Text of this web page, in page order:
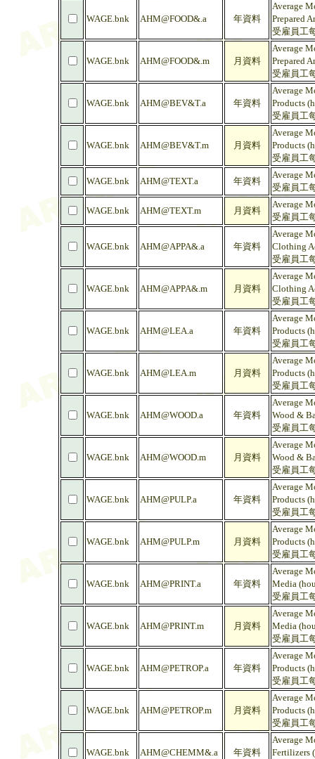
WAGE.bnk AHM@FOOD&.a 年資料
Average
Prepared
受雇員工
WAGE.bnk AHM@FOOD&.m 月資料
Average
Prepared
受雇員工
WAGE.bnk AHM@BEV&T.a 年資料
Average
Products
受雇員工
WAGE.bnk AHM@BEV&T.m 月資料
Average
Products
受雇員工
WAGE.bnk AHM@TEXT.a 年資料
Average
受雇員工
WAGE.bnk AHM@TEXT.m 月資料
Average
受雇員工
WAGE.bnk AHM@APPA&.a 年資料
Average
Clothing
受雇員工
WAGE.bnk AHM@APPA&.m 月資料
Average
Clothing
受雇員工
WAGE.bnk AHM@LEA.a 年資料
Average
Products
受雇員工
WAGE.bnk AHM@LEA.m 月資料
Average
Products
受雇員工
WAGE.bnk AHM@WOOD.a 年資料
Average
Wood &
受雇員工
WAGE.bnk AHM@WOOD.m 月資料
Average
Wood &
受雇員工
WAGE.bnk AHM@PULP.a 年資料
Average
Products
受雇員工
WAGE.bnk AHM@PULP.m 月資料
Average
Products
受雇員工
WAGE.bnk AHM@PRINT.a 年資料
Average
Media
受雇員工
WAGE.bnk AHM@PRINT.m 月資料
Average
Media
受雇員工
WAGE.bnk AHM@PETROP.a 年資料
Average
Products
受雇員工
WAGE.bnk AHM@PETROP.m 月資料
Average
Products
受雇員工
WAGE.bnk AHM@CHEMM&.a 年資料
Average
Fertilizers